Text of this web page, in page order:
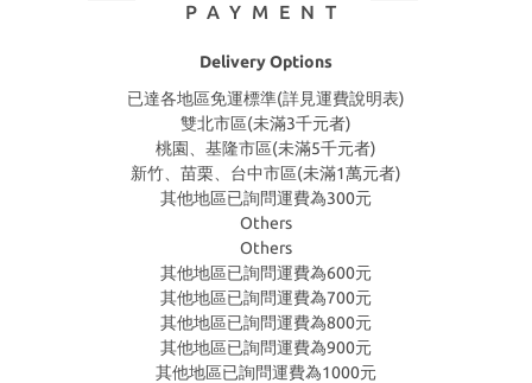
PAYMENT
Delivery Options
已達各地區免運標準(詳見運費說明表)
雙北市區(未滿3千元者)
桃園、基隆市區(未滿5千元者)
新竹、苗栗、台中市區(未滿1萬元者)
其他地區已詢問運費為300元
Others
Others
其他地區已詢問運費為600元
其他地區已詢問運費為700元
其他地區已詢問運費為800元
其他地區已詢問運費為900元
其他地區已詢問運費為1000元